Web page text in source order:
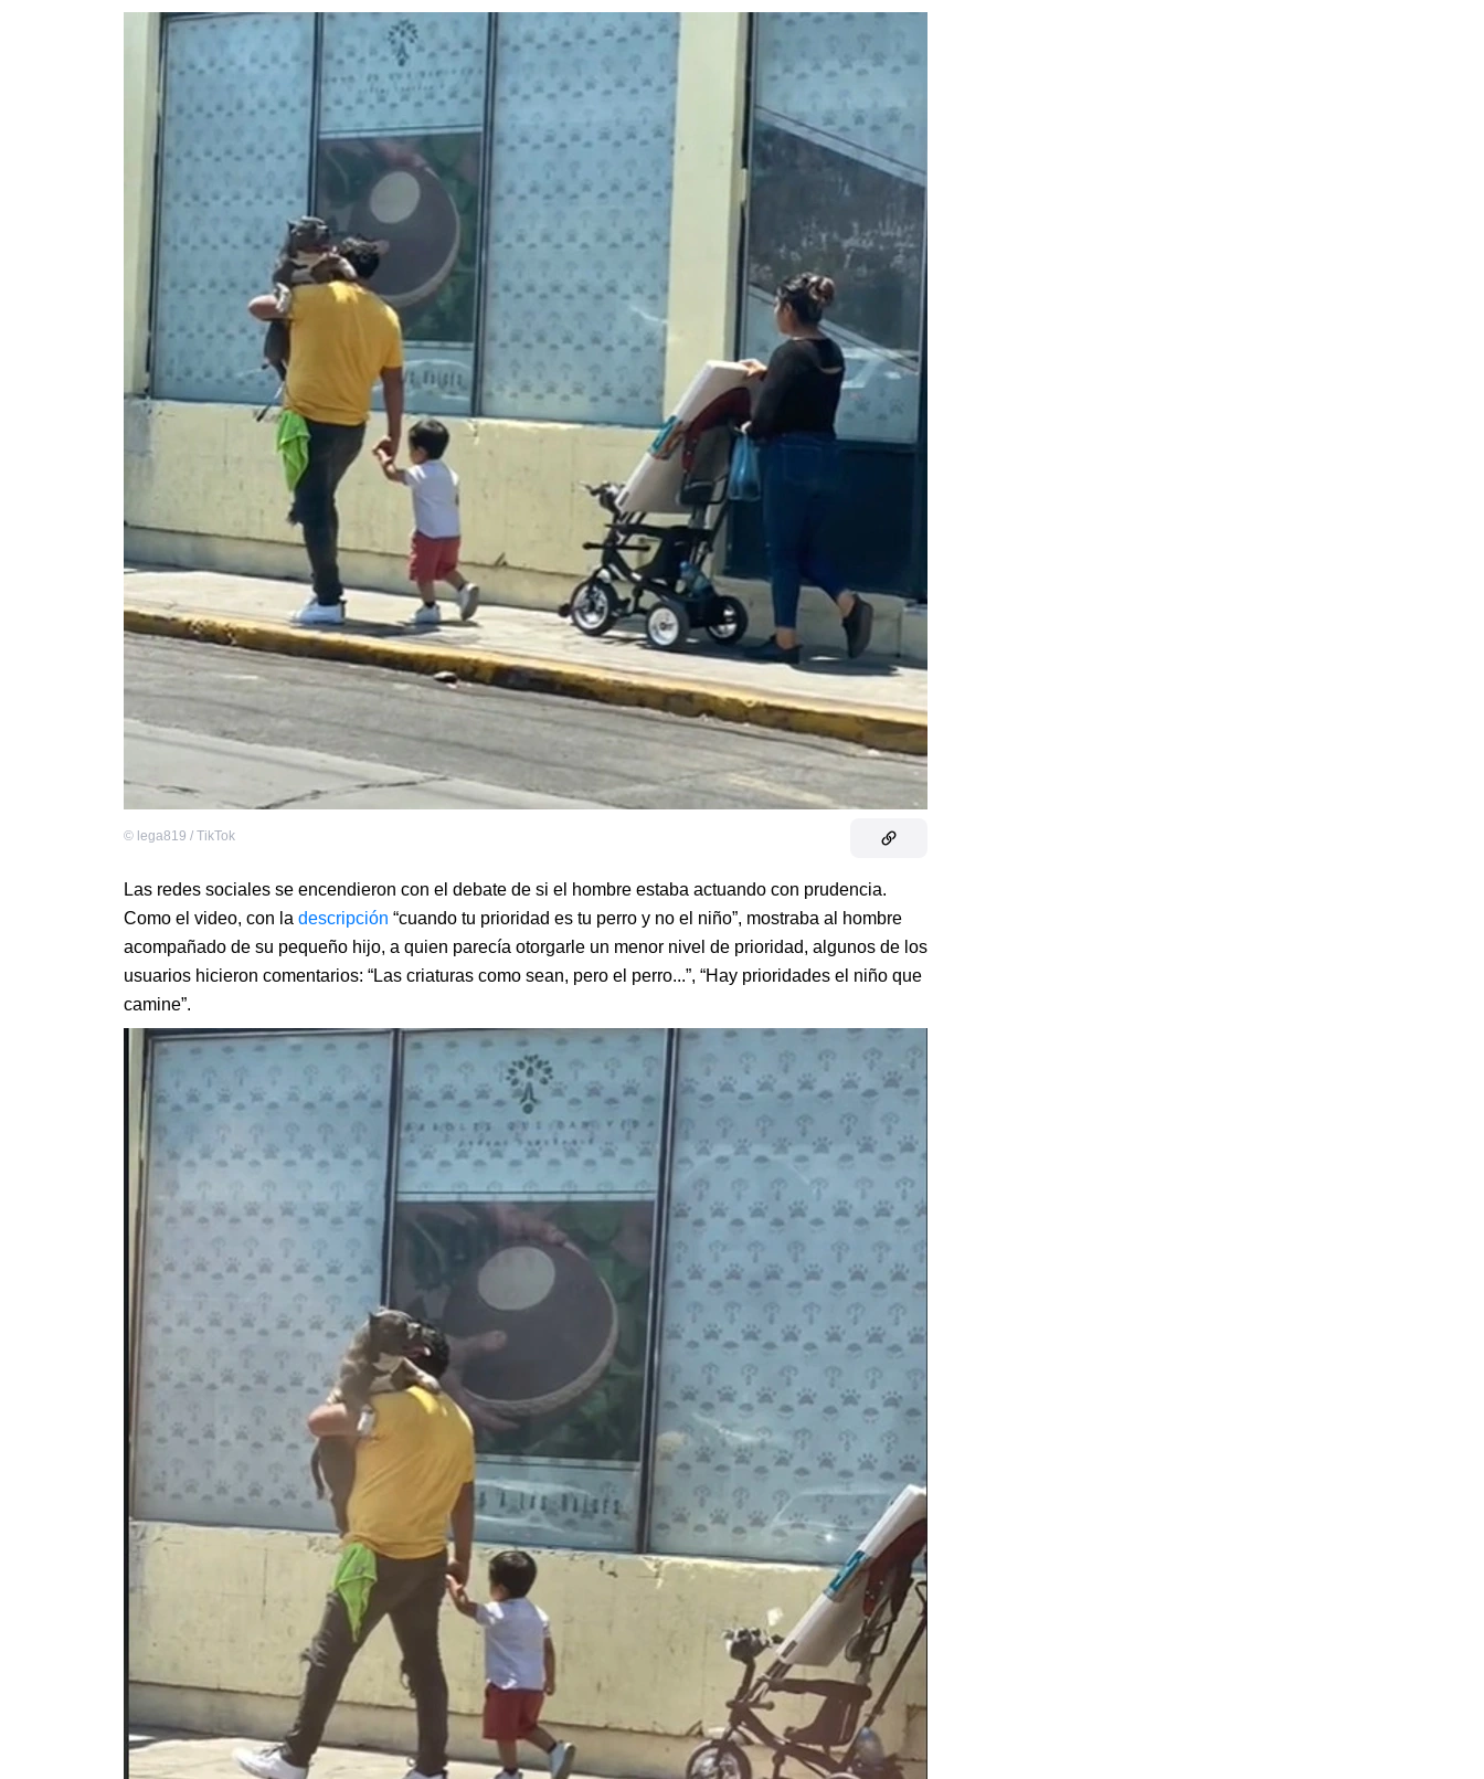
© lega819 / TikTok
Las redes sociales se encendieron con el debate de si el hombre estaba actuando con prudencia.
Como el video, con la descripción “cuando tu prioridad es tu perro y no el niño”, mostraba al hombre
acompañado de su pequeño hijo, a quien parecía otorgarle un menor nivel de prioridad, algunos de los
usuarios hicieron comentarios: “Las criaturas como sean, pero el perro...”, “Hay prioridades el niño que
camine”.